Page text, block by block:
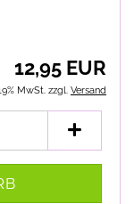
12,95 EUR
MwSt. zzgl. Versand